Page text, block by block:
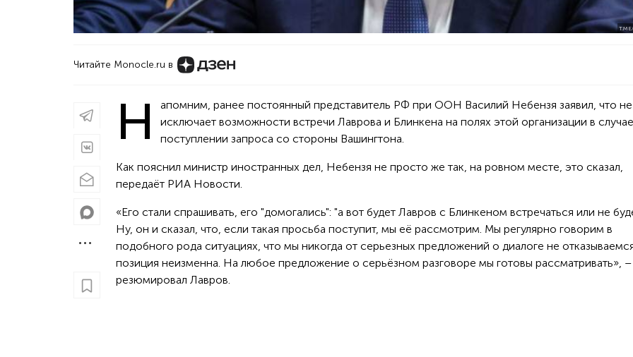
Читайте Monocle.ru в
Н
апомним, ранее постоянный представитель РФ при ООН Василий Небензя заявил, что не
исключает возможности встречи Лаврова и Блинкена на полях этой организации в случае
поступлении запроса со стороны Вашингтона.
Как пояснил министр иностранных дел, Небензя не просто же так, на ровном месте, это сказал,
передаёт РИА Новости.
«Его стали спрашивать, его "домогались": "а вот будет Лавров с Блинкеном встречаться или не
Ну, он и сказал, что, если такая просьба поступит, мы её рассмотрим. Мы регулярно говорим в
подобного рода ситуациях, что мы никогда от серьезных предложений о диалоге не
позиция неизменна. На любое предложение о серьёзном разговоре мы готовы рассматривать», –
резюмировал Лавров.